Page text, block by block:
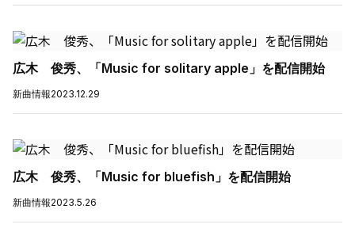
広木 俊秀、「Music for solitary apple」を配信開始
新曲情報2023.12.29
広木 俊秀、「Music for bluefish」を配信開始
新曲情報2023.5.26